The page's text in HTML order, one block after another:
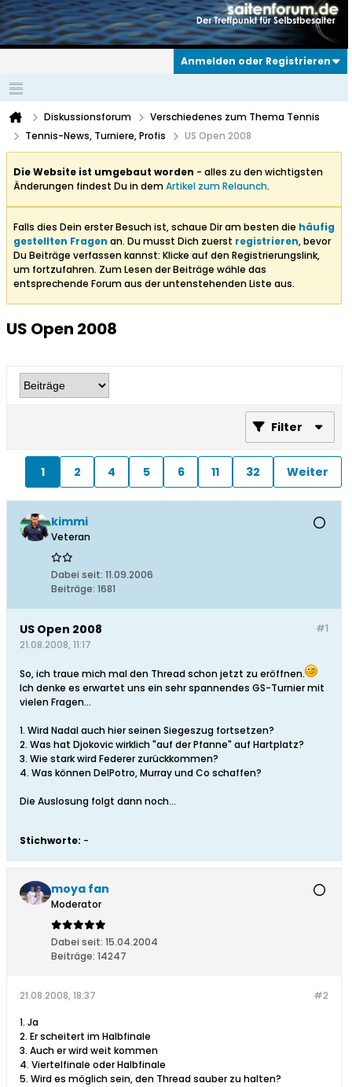
Anmelden oder Registrieren
Diskussionsforum
Verschiedenes zum Thema Tennis
Tennis-News, Turniere, Profis
US Open 2008
Die Website ist umgebaut worden - alles zu den wichtigsten
Änderungen findest Du in demArtikel zum Relaunch.
Falls dies Dein erster Besuch ist, schaue Dir am besten die häufig
gestellten Fragen an. Du musst Dich zuerst registrieren, bevor
Du Beiträge verfassen kannst: Klicke auf den Registrierungslink,
um fortzufahren. Zum Lesen der Beiträge wähle das
entsprechende Forum aus der untenstehenden Liste aus.
US Open 2008
Filter
1 2 4 5 6 11 32 Weiter
kimmi
Veteran
Dabei seit: 11.09.2006
Beiträge: 1681
#1
US Open 2008
21.08.2008, 11:17
So, ich traue mich mal den Thread schon jetzt zu eröffnen.
Ich denke es erwartet uns ein sehr spannendes GS-Turnier mit
vielen Fragen...
1. Wird Nadal auch hier seinen Siegeszug fortsetzen?
2. Was hat Djokovic wirklich "auf der Pfanne" auf Hartplatz?
3. Wie stark wird Federer zurückkommen?
4. Was können DelPotro, Murray und Co schaffen?
Die Auslosung folgt dann noch...
Stichworte: -
moya fan
Moderator
Dabei seit: 15.04.2004
Beiträge: 14247
#2
21.08.2008, 18:37
1. Ja
2. Er scheitert im Halbfinale
3. Auch er wird weit kommen
4. Viertelfinale oder Halbfinale
5. Wird es möglich sein, den Thread sauber zu halten?